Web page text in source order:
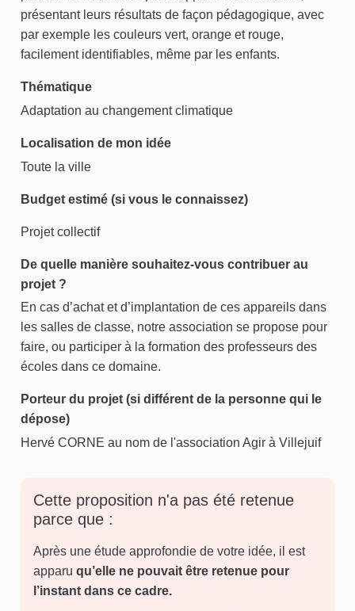
présentant leurs résultats de façon pédagogique, avec
par exemple les couleurs vert, orange et rouge,
facilement identifiables, même par les enfants.
Thématique
Adaptation au changement climatique
Localisation de mon idée
Toute la ville
Budget estimé (si vous le connaissez)
Projet collectif
De quelle manière souhaitez-vous contribuer au
projet ?
En cas d’achat et d’implantation de ces appareils dans
les salles de classe, notre association se propose pour
faire, ou participer à la formation des professeurs des
écoles dans ce domaine.
Porteur du projet (si différent de la personne qui le
dépose)
Hervé CORNE au nom de l'association Agir à Villejuif
Cette proposition n'a pas été retenue
parce que :
Après une étude approfondie de votre idée, il est
apparu qu’elle ne pouvait être retenue pour
l’instant dans ce cadre.